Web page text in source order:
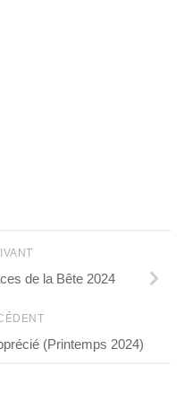
de la Bête 2024
(Printemps 2024)